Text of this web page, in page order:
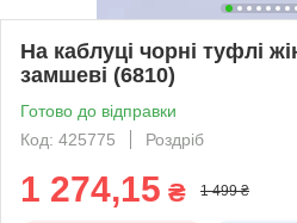
На каблуці чорні туфлі
замшеві (6810)
Готово до відправки
Код: 425775
Роздріб
1 274,15 ₴ 1 499 ₴